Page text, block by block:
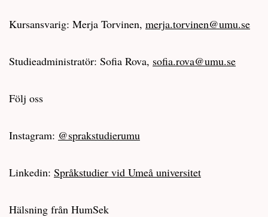
Kursansvarig: Merja Torvinen, merja.torvinen@umu.se
Studieadministratör: Sofia Rova, sofia.rova@umu.se
Följ oss
Instagram: @sprakstudierumu
Linkedin: Språkstudier vid Umeå universitet
Hälsning från HumSek